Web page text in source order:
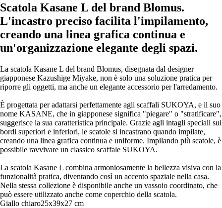
Scatola Kasane L del brand Blomus.
L'incastro preciso facilita l'impilamento,
creando una linea grafica continua e
un'organizzazione elegante degli spazi.
La scatola Kasane L del brand Blomus, disegnata dal designer
giapponese Kazushige Miyake, non è solo una soluzione pratica per
riporre gli oggetti, ma anche un elegante accessorio per l'arredamento.
È progettata per adattarsi perfettamente agli scaffali SUKOYA, e il suo
nome KASANE, che in giapponese significa "piegare" o "stratificare",
suggerisce la sua caratteristica principale. Grazie agli intagli speciali sui
bordi superiori e inferiori, le scatole si incastrano quando impilate,
creando una linea grafica continua e uniforme. Impilando più scatole, è
possibile ravvivare un classico scaffale SUKOYA.
La scatola Kasane L combina armoniosamente la bellezza visiva con la
funzionalità pratica, diventando così un accento spaziale nella casa.
Nella stessa collezione è disponibile anche un vassoio coordinato, che
può essere utilizzato anche come coperchio della scatola.
Giallo chiaro25x39x27 cm